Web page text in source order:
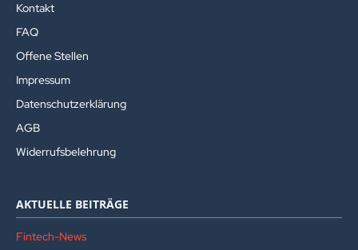
Kontakt
FAQ
Offene Stellen
Impressum
Datenschutzerklärung
AGB
Widerrufsbelehrung
AKTUELLE BEITRÄGE
Fintech-News